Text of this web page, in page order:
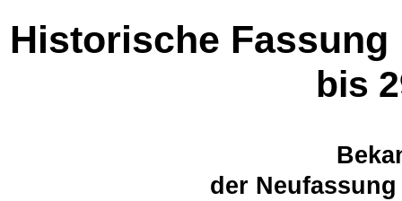
Historische Fassung
bis
der